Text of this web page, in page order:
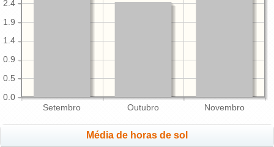
Setembro Outubro Novembro
0.0
0.5
0.9
1.4
1.9
2.4
Média de horas de sol